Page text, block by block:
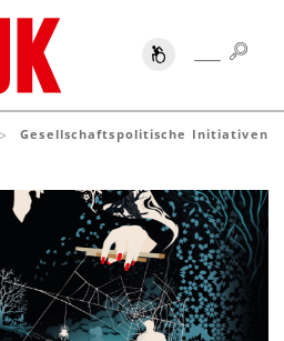
SUCHE
Gesellschaftspolitische Initiativen